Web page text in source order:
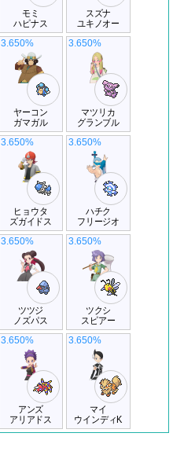
モミ
ハピナス
スズナ
ユキノオー
ヤーコン
ガマガル
3.650%
マツリカ
グランブル
3.650%
ヒョウタ
ズガイドス
3.650%
ハチク
フリージオ
3.650%
ツツジ
ノズパス
3.650%
ツクシ
スピアー
3.650%
アンズ
アリアドス
3.650%
マイ
ウインディK
3.650%